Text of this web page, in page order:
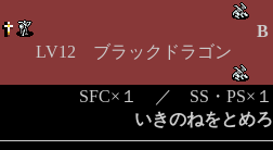
LV12 ブラックドラゴン
B
SFC×１ ／ SS・PS×１
いきのねをとめろ